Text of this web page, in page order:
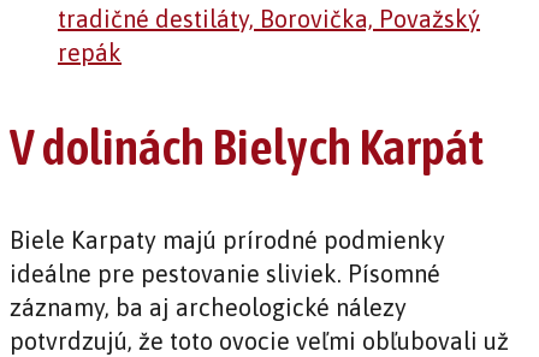
V dolinách Bielych Karpát
Biele Karpaty majú prírodné podmienky
ideálne pre pestovanie sliviek. Písomné
záznamy, ba aj archeologické nálezy
potvrdzujú, že toto ovocie veľmi obľubovali už